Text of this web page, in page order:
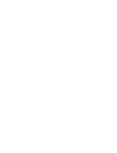
Stream mit einem
auf